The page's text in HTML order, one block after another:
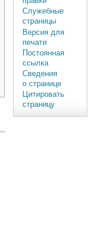
Служебные
страницы
Версия для
печати
Постоянная
ссылка
Сведения
о странице
Цитировать
страницу